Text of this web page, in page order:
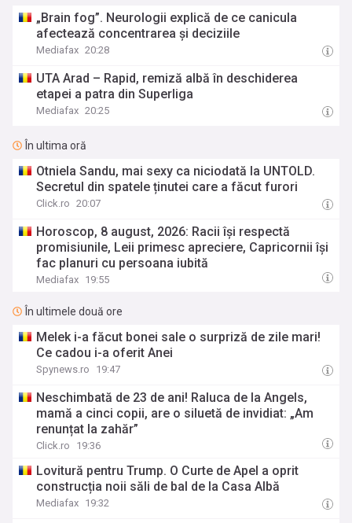
„Brain fog”. Neurologii explică de ce canicula
afectează concentrarea și deciziile
Mediafax 20:28
UTA Arad – Rapid, remiză albă în deschiderea
etapei a patra din Superliga
Mediafax 20:25
În ultima oră
Otniela Sandu, mai sexy ca niciodată la UNTOLD.
Secretul din spatele ținutei care a făcut furori
Click.ro 20:07
Horoscop, 8 august, 2026: Racii își respectă
promisiunile, Leii primesc apreciere, Capricornii își
fac planuri cu persoana iubită
Mediafax 19:55
În ultimele două ore
Melek i-a făcut bonei sale o surpriză de zile mari!
Ce cadou i-a oferit Anei
Spynews.ro 19:47
Neschimbată de 23 de ani! Raluca de la Angels,
mamă a cinci copii, are o siluetă de invidiat: „Am
renunțat la zahăr”
Click.ro 19:36
Lovitură pentru Trump. O Curte de Apel a oprit
construcția noii săli de bal de la Casa Albă
Mediafax 19:32